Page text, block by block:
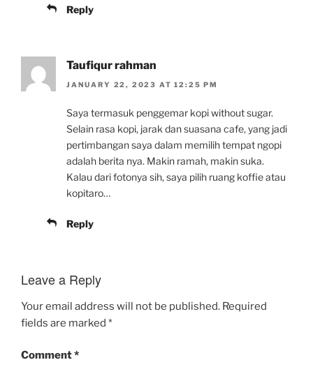
Reply
Taufiqur rahman
JANUARY 22, 2023 AT 12:25 PM
Saya termasuk penggemar kopi without sugar.
Selain rasa kopi, jarak dan suasana cafe, yang jadi
pertimbangan saya dalam memilih tempat ngopi
adalah berita nya. Makin ramah, makin suka.
Kalau dari fotonya sih, saya pilih ruang koffie atau
kopitaro…
Reply
Leave a Reply
Your email address will not be published. Required
fields are marked *
Comment*